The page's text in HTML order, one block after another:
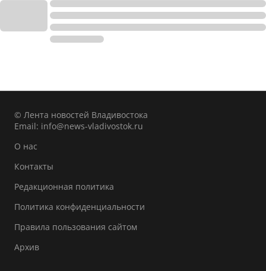
© Лента новостей Владивостока
Email: info@news-vladivostok.ru
О нас
Контакты
Редакционная политика
Политика конфиденциальности
Правила пользования сайтом
Архив